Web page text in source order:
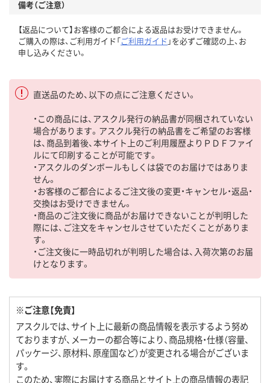
備考（ご注意）
【返品について】お客様のご都合による返品はお受けできません。
ご購入の際は、ご利用ガイド「ご利用ガイド 」を必ずご確認の上、お
申し込みください。
直送品のため、以下の点にご注意ください。
・この商品には、アスクル発行の納品書が同梱されていない
場合があります。アスクル発行の納品書をご希望のお客様
は、商品到着後、本サイト上のご利用履歴よりＰＤＦファイ
ルにて印刷することが可能です。
・アスクルのダンボールもしくは袋でのお届けではありま
せん。
・お客様のご都合によるご注文後の変更・キャンセル・返品・
交換はお受けできません。
・商品のご注文後に商品がお届けできないことが判明した
際には、ご注文をキャンセルさせていただくことがありま
す。
・ご注文後に一時品切れが判明した場合は、入荷次第のお届
けとなります。
※ご注意【免責】
アスクルでは、サイト上に最新の商品情報を表示するよう努め
ておりますが、メーカーの都合等により、商品規格・仕様（容量、
パッケージ、原材料、原産国など）が変更される場合がございま
す。
このため、実際にお届けする商品とサイト上の商品情報の表記